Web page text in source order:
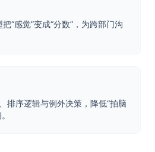
“感觉”变成“分数”，为跨部门沟
排序逻辑与例外决策，降低“拍脑